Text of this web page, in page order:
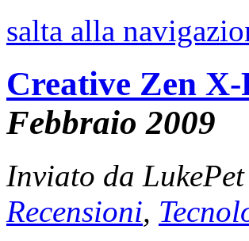
salta alla
Creative Zen
Febbraio 2009
Inviato da
Recensioni,